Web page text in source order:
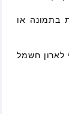
בתמונה או
לארון חשמל